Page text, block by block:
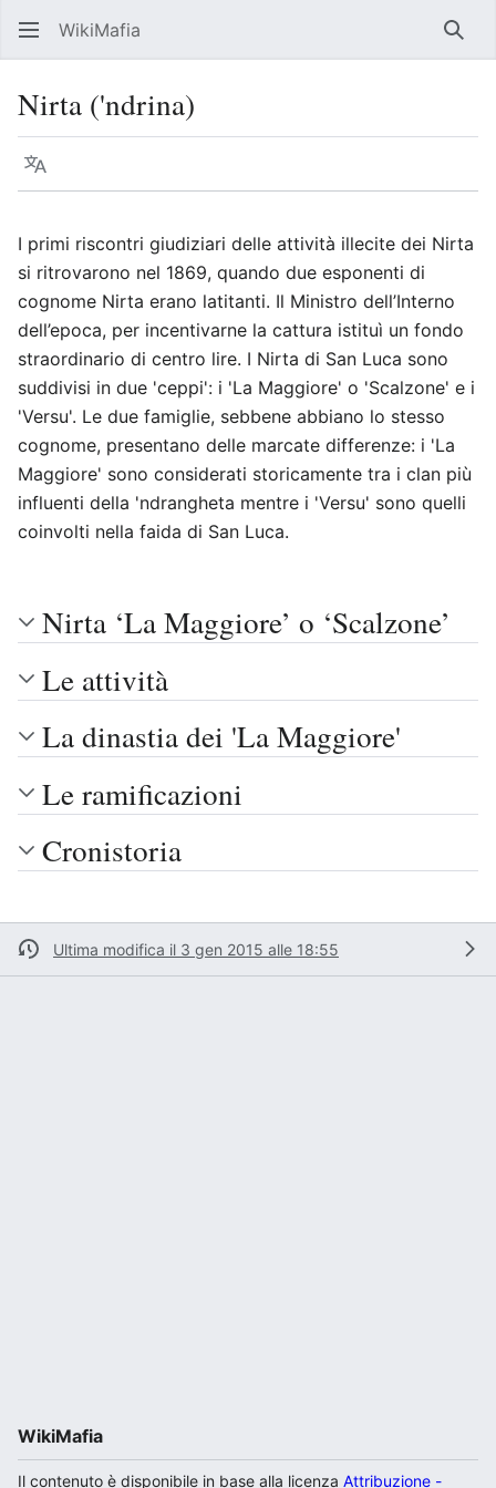
WikiMafia
Nirta ('ndrina)
Lingua
I primi riscontri giudiziari delle attività illecite dei Nirta
si ritrovarono nel 1869, quando due esponenti di
cognome Nirta erano latitanti. Il Ministro dell’Interno
dell’epoca, per incentivarne la cattura istituì un fondo
straordinario di centro lire. I Nirta di San Luca sono
suddivisi in due 'ceppi': i 'La Maggiore' o 'Scalzone' e i
'Versu'. Le due famiglie, sebbene abbiano lo stesso
cognome, presentano delle marcate differenze: i 'La
Maggiore' sono considerati storicamente tra i clan più
influenti della 'ndrangheta mentre i 'Versu' sono quelli
coinvolti nella faida di San Luca.
Nirta ‘La Maggiore’ o ‘Scalzone’
Le attività
La dinastia dei 'La Maggiore'
Le ramificazioni
Cronistoria
Ultima modifica il 3 gen 2015 alle 18:55
WikiMafia
Il contenuto è disponibile in base alla licenza Attribuzione -